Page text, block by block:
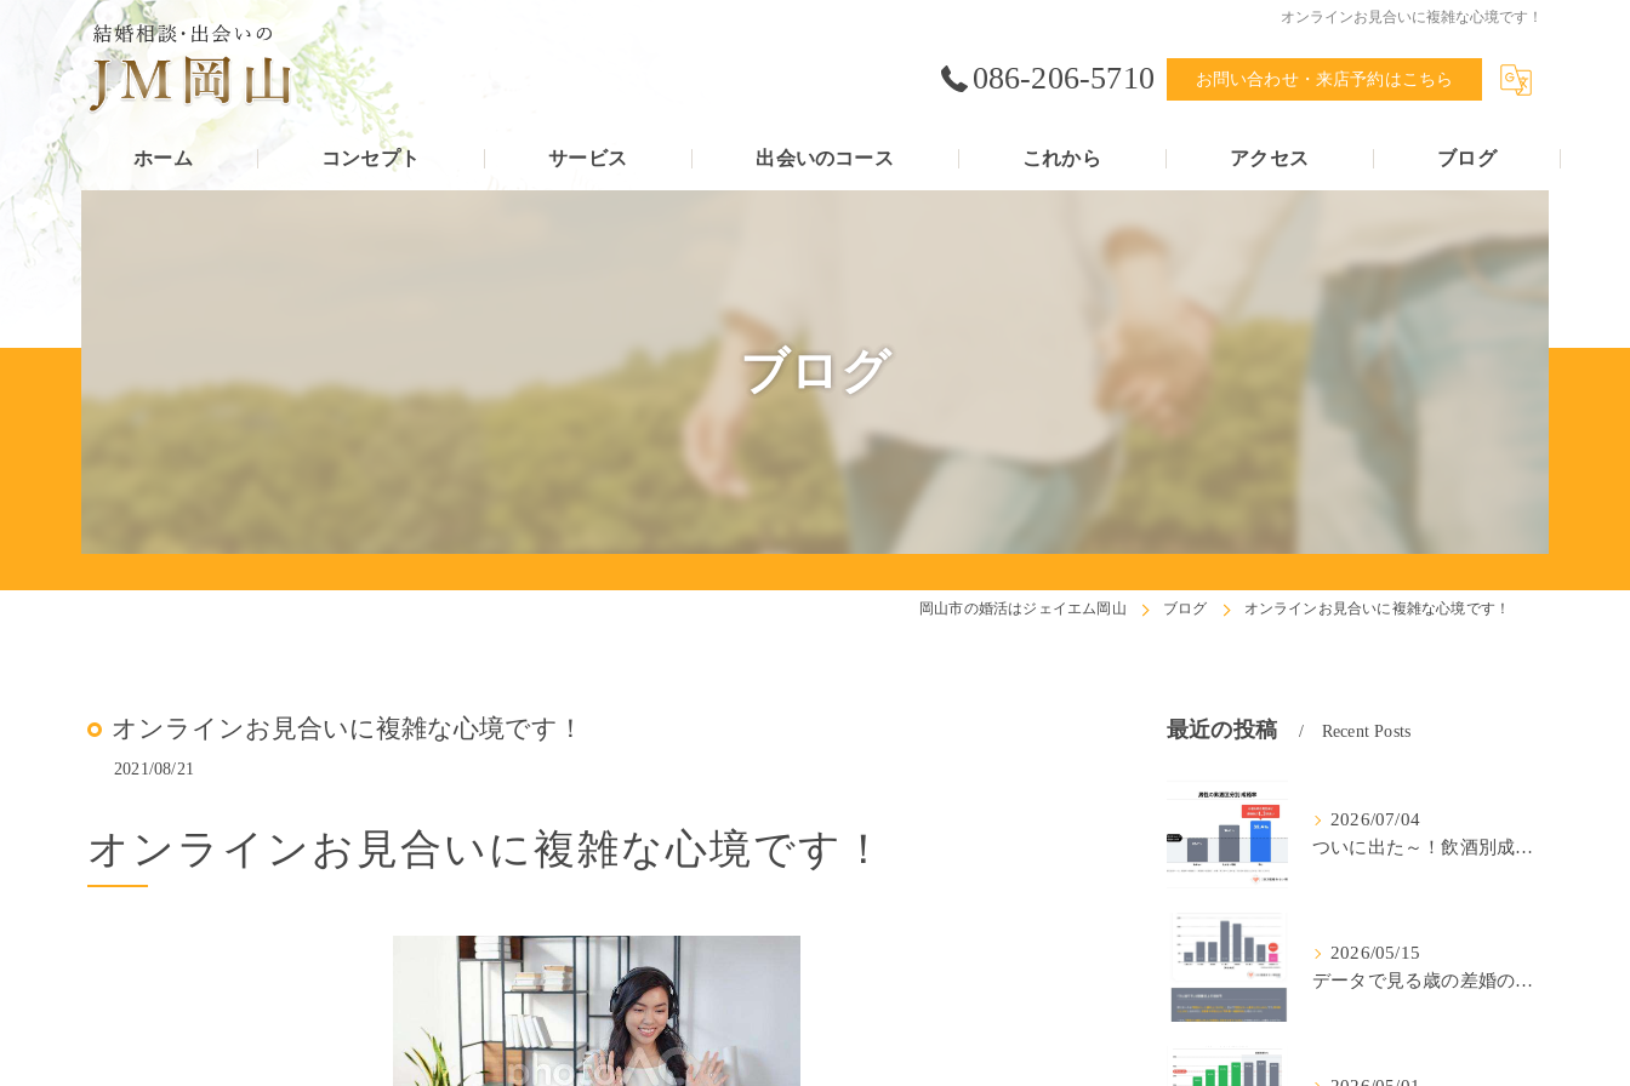
オンラインお見合いに複雑な心境です！
086-206-5710 お問い合わせ・来店予約はこちら
ホーム コンセプト サービス 出会いのコース これから アクセス ブログ
ブログ
岡山市の婚活はジェイエム岡山 ブログ オンラインお見合いに複雑な心境です！
オンラインお見合いに複雑な心境です！
2021/08/21
オンラインお見合いに複雑な心境です！
最近の投稿 Recent Posts
2026/07/04
ついに出た～！飲酒別成婚率(IBJ)！
2026/05/15
データで見る歳の差婚の確率の低さ。